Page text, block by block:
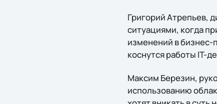
Григорий Атрепьев,
ситуациями, когда
изменений в бизнес-
коснутся работы IT-
Максим Березин,
использованию